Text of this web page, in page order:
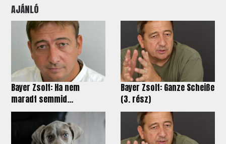
AJÁNLÓ
Bayer Zsolt: Ha nem
maradt semmid...
Bayer Zsolt: Ganze Scheiße
(3. rész)